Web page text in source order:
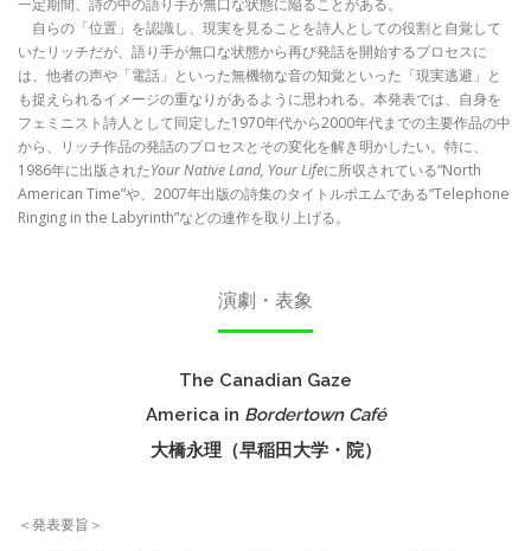
自らの「位置」を認識し、現実を見ることを詩人としての役割と自覚して
いたリッチだが、語り手が無口な状態から再び発話を開始するプロセスに
は、他者の声や「電話」といった無機物な音の知覚といった「現実逃避」と
も捉えられるイメージの重なりがあるように思われる。本発表では、自身を
フェミニスト詩人として同定した1970年代から2000年代までの主要作品の中
から、リッチ作品の発話のプロセスとその変化を解き明かしたい。特に、
1986年に出版されたYour Native Land, Your Lifeに所収されている“North
American Time”や、2007年出版の詩集のタイトルポエムである“Telephone
Ringing in the Labyrinth”などの連作を取り上げる。
演劇・表象
The Canadian Gaze
America in Bordertown Café
大橋永理（早稲田大学・院）
＜発表要旨＞